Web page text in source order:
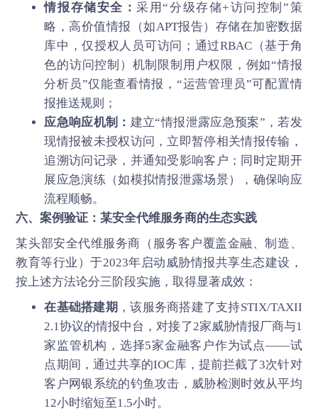
情报存储安全：采用“分级存储+访问控制”策
略，高价值情报（如APT报告）存储在加密数据
库中，仅授权人员可访问；通过RBAC（基于角
色的访问控制）机制限制用户权限，例如“情报
分析员”仅能查看情报，“运营管理员”可配置情
报推送规则；
应急响应机制： 建立“情报泄露应急预案”，若发
现情报被未授权访问，立即暂停相关情报传输，
追溯访问记录，并通知受影响客户；同时定期开
展应急演练（如模拟情报泄露场景），确保响应
流程顺畅。
六、案例验证：某安全代维服务商的生态实践
某头部安全代维服务商（服务客户覆盖金融、制造、
教育等行业）于2023年启动威胁情报共享生态建设，
按上述方法论分三阶段实施，取得显著成效：
在基础搭建期 ，该服务商搭建了支持STIX/TAXII
2.1协议的情报中台，对接了2家威胁情报厂商与1
家监管机构，选择5家金融客户作为试点——试
点期间，通过共享的IOC库，提前拦截了3次针对
客户网银系统的钓鱼攻击，威胁检测时效从平均
12小时缩短至1.5小时。